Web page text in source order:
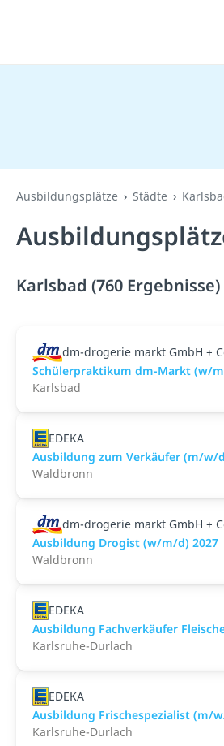
Ausbildungsplätze Städte
Karlsbad (760 Ergebnisse)
dm-drogerie markt GmbH +
Schülerpraktikum dm-Markt (w/
Karlsbad
EDEKA
Ausbildung zum Verkäufer (m/w/
Waldbronn
dm-drogerie markt GmbH +
Ausbildung Drogist (w/m/d) 2027
Waldbronn
EDEKA
Ausbildung Fachverkäufer
Karlsruhe-Durlach
EDEKA
Ausbildung Frischespezialist (m/
Karlsruhe-Durlach